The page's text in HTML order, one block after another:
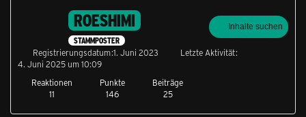
ROESHIMI
STAMMPOSTER
Reaktionen
11
Punkte
146
Beiträge
25
Inhalte suchen
Registrierungsdatum 1. Juni 2023
Letzte Aktivität
4. Juni 2025 um 10:09